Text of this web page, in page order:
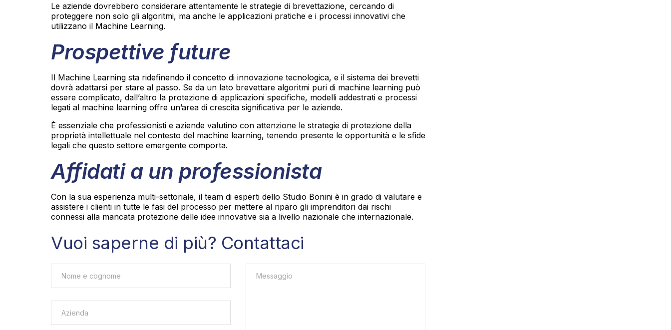
Le aziende dovrebbero considerare attentamente le strategie di brevettazione, cercando di
proteggere non solo gli algoritmi, ma anche le applicazioni pratiche e i processi innovativi che
utilizzano il Machine Learning.
Prospettive future
Il Machine Learning sta ridefinendo il concetto di innovazione tecnologica, e il sistema dei brevetti
dovrà adattarsi per stare al passo. Se da un lato brevettare algoritmi puri di machine learning può
essere complicato, dall’altro la protezione di applicazioni specifiche, modelli addestrati e processi
legati al machine learning offre un’area di crescita significativa per le aziende.
È essenziale che professionisti e aziende valutino con attenzione le strategie di protezione della
proprietà intellettuale nel contesto del machine learning, tenendo presente le opportunità e le sfide
legali che questo settore emergente comporta.
Affidati a un professionista
Con la sua esperienza multi-settoriale, il team di esperti dello Studio Bonini è in grado di valutare e
assistere i clienti in tutte le fasi del processo per mettere al riparo gli imprenditori dai rischi
connessi alla mancata protezione delle idee innovative sia a livello nazionale che internazionale.
Vuoi saperne di più? Contattaci